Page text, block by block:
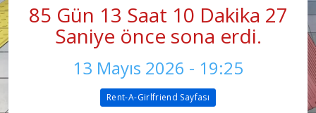
85 Gün 13 Saat 10 Dakika 27
Saniye önce sona erdi.
13 Mayıs 2026 - 19:25
Rent-A-Girlfriend Sayfası